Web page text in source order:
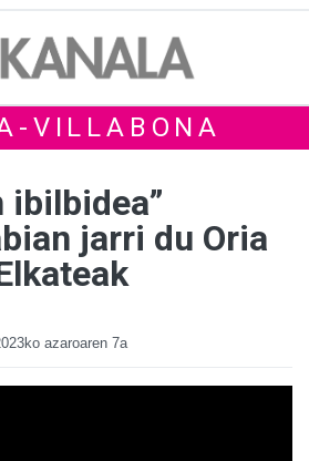
VILLABONA
ibilbidea”
jarri du Oria
azaroaren 7a